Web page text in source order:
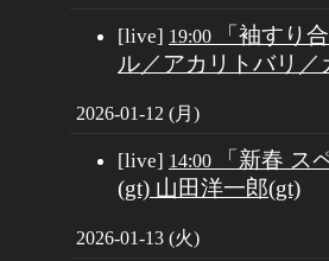
[live] 19:00 「袖すり
ル／アカリトバリ／
2026-01-12 (月)
[live] 14:00 「新春 ス
(gt) 山田洋一郎(gt)
2026-01-13 (火)